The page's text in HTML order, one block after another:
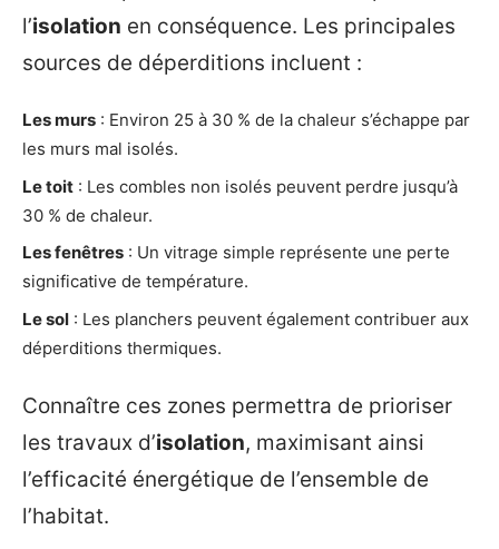
l’isolation en conséquence. Les principales
sources de déperditions incluent :
Les murs : Environ 25 à 30 % de la chaleur s’échappe par
les murs mal isolés.
Le toit : Les combles non isolés peuvent perdre jusqu’à
30 % de chaleur.
Les fenêtres : Un vitrage simple représente une perte
significative de température.
Le sol : Les planchers peuvent également contribuer aux
déperditions thermiques.
Connaître ces zones permettra de prioriser
les travaux d’isolation, maximisant ainsi
l’efficacité énergétique de l’ensemble de
l’habitat.